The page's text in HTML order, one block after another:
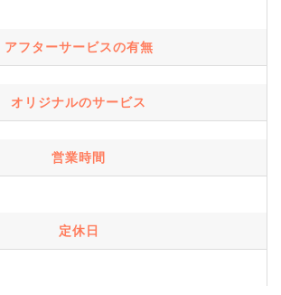
アフターサービスの有無
オリジナルのサービス
営業時間
定休日